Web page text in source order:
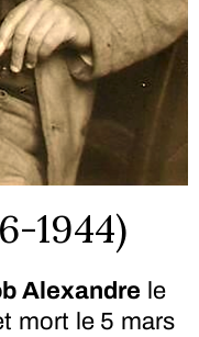
1944)
Alexandre le
mort le 5 mars